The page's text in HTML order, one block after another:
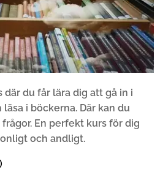
där du får lära dig att gå in i
i böckerna. Där kan du
En perfekt kurs för dig
och andligt.